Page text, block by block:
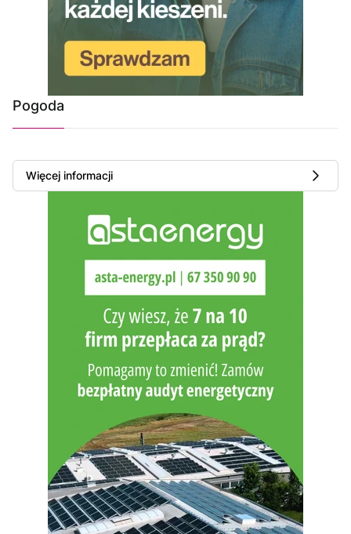
Pogoda
Więcej informacji